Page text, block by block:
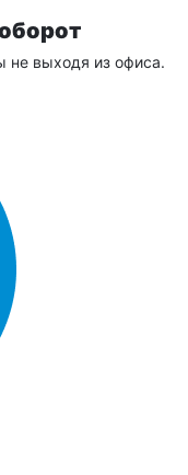
не выходя из офиса.